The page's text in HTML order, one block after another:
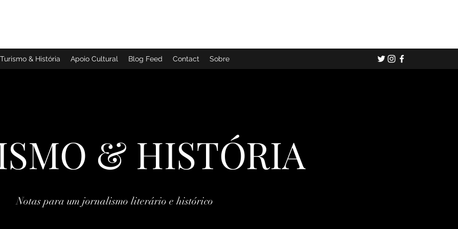
Turismo & História Apoio Cultural Blog Feed Contact Sobre
& HISTÓRIA
Notas para um jornalismo literário e histórico